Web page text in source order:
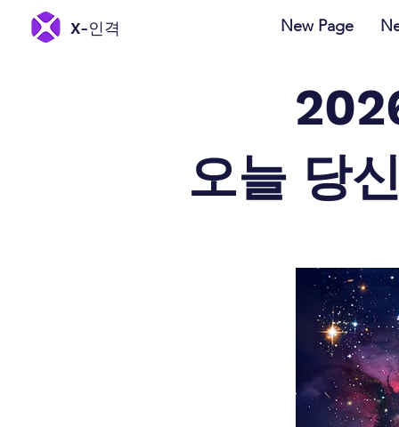
X-인격 New Page
오늘 당